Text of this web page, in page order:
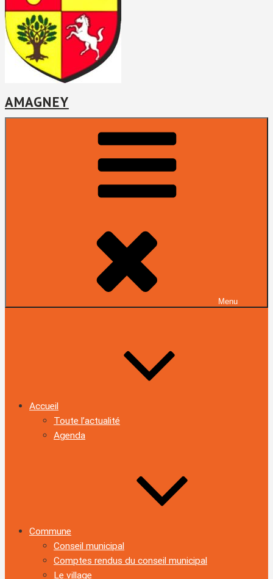
AMAGNEY
Menu
Accueil
Toute l’actualité
Agenda
Commune
Conseil municipal
Comptes rendus du conseil municipal
Le village